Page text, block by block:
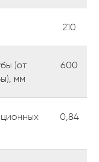
210
(от
мм
600
0,84